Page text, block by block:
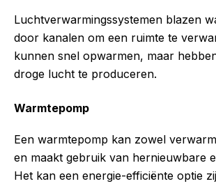
Luchtverwarmingssystemen blazen
door kanalen om een ruimte te
kunnen snel opwarmen, maar
droge lucht te produceren.
Warmtepomp
Een warmtepomp kan zowel
en maakt gebruik van hernieuwbare
Het kan een energie-efficiënte optie